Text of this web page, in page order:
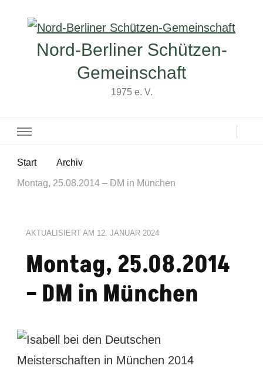
Nord-Berliner Schützen-
Gemeinschaft
1975 e. V.
Start Archiv
Montag, 25.08.2014 – DM in München
AKTUALISIERT AM 12. JANUAR 2024
Montag, 25.08.2014
– DM in München